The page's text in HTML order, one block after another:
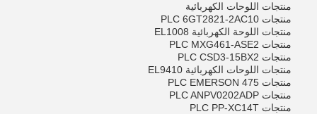
منتجات اللوحات الكهربائية
منتجات PLC 6GT2821-2AC10
منتجات اللوحة الكهربائية EL1008
منتجات PLC MXG461-ASE2
منتجات PLC CSD3-15BX2
منتجات اللوحات الكهربائية EL9410
منتجات PLC EMERSON 475
منتجات PLC ANPV0202ADP
منتجات PLC PP-XC14T